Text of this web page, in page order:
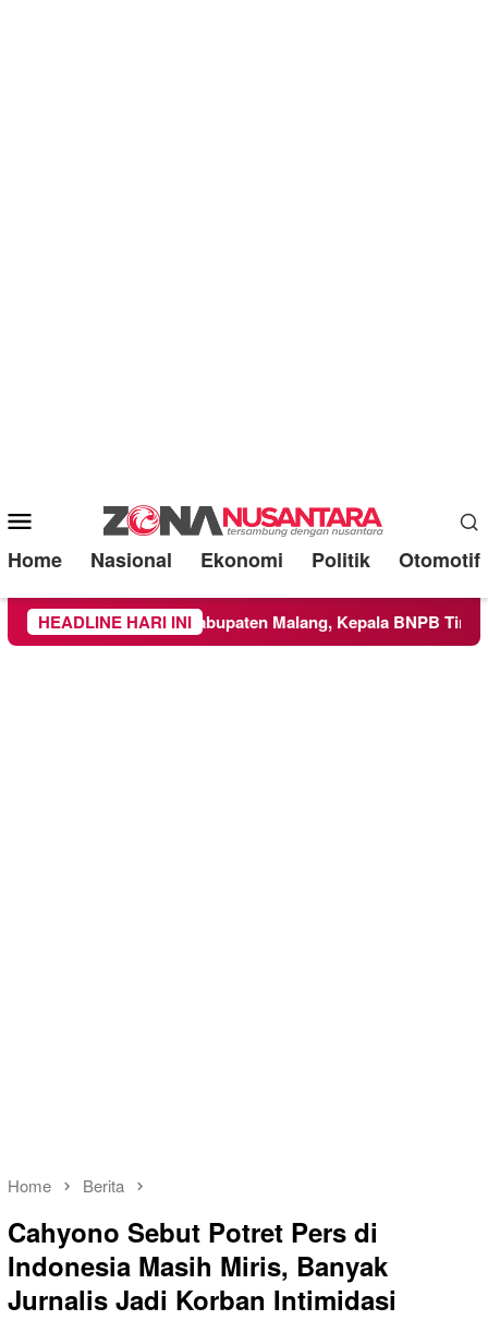
Mobile
Menu
Home Nasional Ekonomi Politik Otomotif
HEADLINE HARI INI
Wilayah Kabupaten Malang, Kepala BNPB Tinjau Langsung
Home Berita
Cahyono Sebut Potret Pers di
Indonesia Masih Miris, Banyak
Jurnalis Jadi Korban Intimidasi